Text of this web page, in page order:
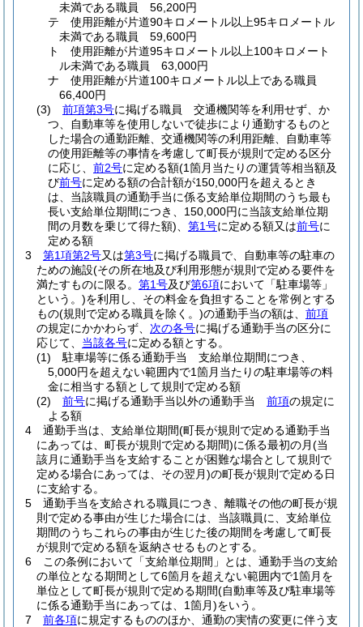
未満である職員 56,200円
テ
使用距離が片道90キロメートル以上95キロメートル
未満である職員 59,600円
ト
使用距離が片道95キロメートル以上100キロメート
ル未満である職員 63,000円
ナ
使用距離が片道100キロメートル以上である職員
66,400円
(3)
前項第3号に掲げる職員 交通機関等を利用せず、か
つ、自動車等を使用しないで徒歩により通勤するものと
した場合の通勤距離、交通機関等の利用距離、自動車等
の使用距離等の事情を考慮して町長が規則で定める区分
に応じ、 前2号に定める額(1箇月当たりの運賃等相当額及
び前号に定める額の合計額が150,000円を超えるとき
は、当該職員の通勤手当に係る支給単位期間のうち最も
長い支給単位期間につき、150,000円に当該支給単位期
間の月数を乗じて得た額)
第1号に定める額又は前号に
定める額
3
第1項第2号又は第3号に掲げる職員で、自動車等の駐車の
ための施設(その所在地及び利用形態が規則で定める要件を
満たすものに限る。 第1号及び第6項において「駐車場等」
という。)を利用し、その料金を負担することを常例とする
もの(規則で定める職員を除く。)の通勤手当の額は、 前項
の規定にかかわらず、 次の各号に掲げる通勤手当の区分に
応じて、 当該各号に定める額とする。
(1)
駐車場等に係る通勤手当 支給単位期間につき、
5,000円を超えない範囲内で1箇月当たりの駐車場等の料
金に相当する額として規則で定める額
(2)
前号に掲げる通勤手当以外の通勤手当 前項の規定に
よる額
4
通勤手当は、支給単位期間(町長が規則で定める通勤手当
にあっては、町長が規則で定める期間)に係る最初の月(当
該月に通勤手当を支給することが困難な場合として規則で
定める場合にあっては、その翌月)の町長が規則で定める日
に支給する。
5
通勤手当を支給される職員につき、離職その他の町長が規
則で定める事由が生じた場合には、当該職員に、支給単位
期間のうちこれらの事由が生じた後の期間を考慮して町長
が規則で定める額を返納させるものとする。
6
この条例において「支給単位期間」とは、通勤手当の支給
の単位となる期間として6箇月を超えない範囲内で1箇月を
単位として町長が規則で定める期間(自動車等及び駐車場等
に係る通勤手当にあっては、1箇月)をいう。
7
前各項に規定するもののほか、通勤の実情の変更に伴う支